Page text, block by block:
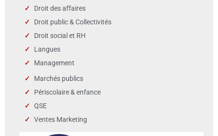
Droit des affaires
Droit public & Collectivités
Droit social et RH
Langues
Management
Marchés publics
Périscolaire & enfance
QSE
Ventes Marketing